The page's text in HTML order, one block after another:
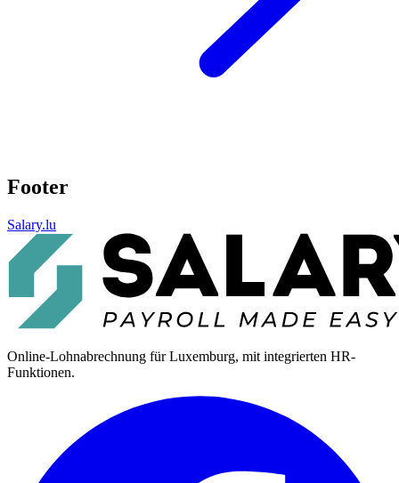
Footer
Salary.lu
Online-Lohnabrechnung für Luxemburg, mit integrierten HR-
Funktionen.